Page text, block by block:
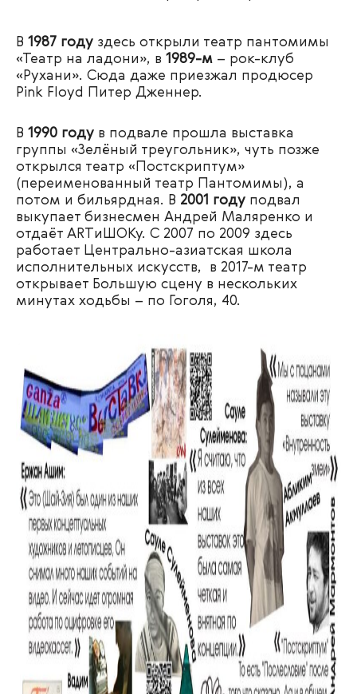
В 1987 году здесь открыли театр пантомимы
«Театр на ладони», в 1989-м – рок-клуб
«Рухани». Сюда даже приезжал продюсер
Pink Floyd Питер Дженнер.
В 1990 году в подвале прошла выставка
группы «Зелёный треугольник», чуть позже
открылся театр «Постскриптум»
(переименованный театр Пантомимы), а
потом и бильярдная. В 2001 году подвал
выкупает бизнесмен Андрей Маляренко и
отдаёт ARTиШОКу. С 2007 по 2009 здесь
работает Центрально-азиатская школа
исполнительных искусств, в 2017-м театр
открывает Большую сцену в нескольких
минутах ходьбы – по Гоголя, 40.